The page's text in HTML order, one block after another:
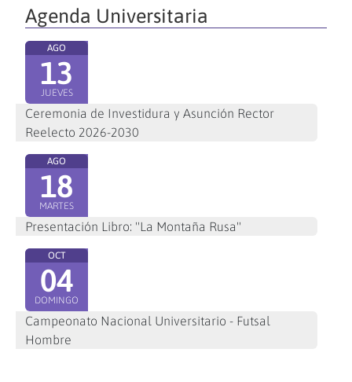
Agenda Universitaria
AGO
13
JUEVES
Ceremonia de Investidura y Asunción Rector
Reelecto 2026-2030
AGO
18
MARTES
Presentación Libro: "La Montaña Rusa"
OCT
04
DOMINGO
Campeonato Nacional Universitario - Futsal
Hombre